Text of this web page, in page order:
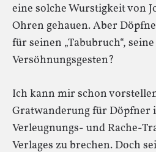
eine solche Wurstigkeit von
Ohren gehauen. Aber
für seinen „Tabubruch“,
Versöhnungsgesten?
Ich kann mir schon
Gratwanderung für Döpfner
Verleugnungs- und Rache-
Verlages zu brechen. Doch